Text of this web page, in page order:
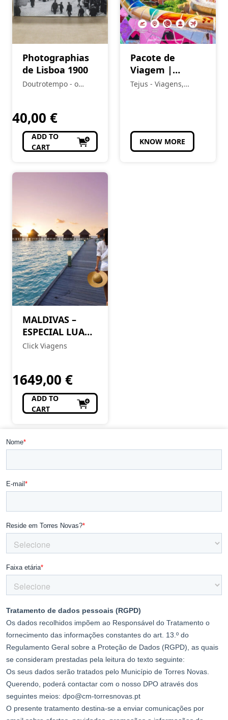
Photographias
de Lisboa 1900
Doutrotempo - o
40,00 €
ADD TO
CART
Pacote de
Viagem |
Barcelona –
Tejus - Viagens,
KNOW MORE
MALDIVAS –
ESPECIAL LUA
DE MEL
Click Viagens
1649,00 €
ADD TO
CART